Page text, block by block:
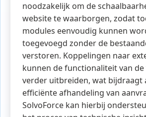
noodzakelijk om de
website te waarborgen, zodat
modules eenvoudig kunnen
toegevoegd zonder de
verstoren. Koppelingen naar
kunnen de functionaliteit van
verder uitbreiden, wat bijdraagt
efficiënte afhandeling van
SolvoForce kan hierbij